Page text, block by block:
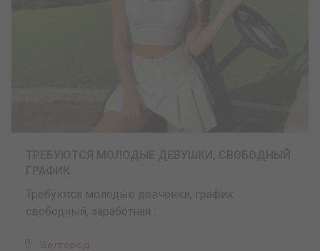
Требуются молодые девчонки, график
свободный, заработная ...
Белгород